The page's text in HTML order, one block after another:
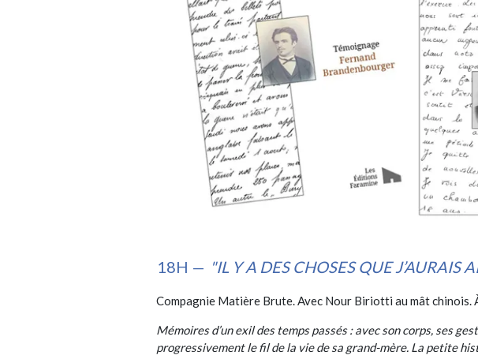
18H — "IL Y A DES CHOSES QUE J’AURAIS
Compagnie Matière Brute. Avec Nour Biriotti au mât chinois.
Mémoires d’un exil des temps passés : avec son corps, ses
progressivement le fil de la vie de sa grand-mère. La petite